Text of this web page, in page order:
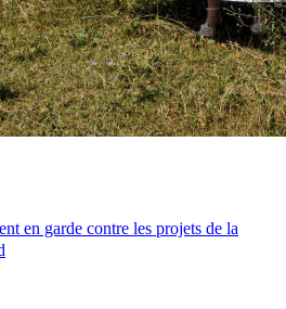
en garde contre les projets de la